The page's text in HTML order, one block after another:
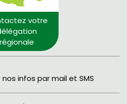
votre
régionale
infos par mail et SMS